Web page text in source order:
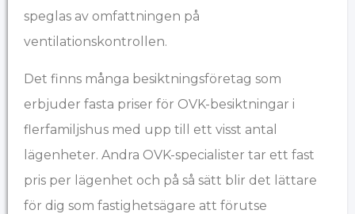
speglas av omfattningen på
ventilationskontrollen.
Det finns många besiktningsföretag som
erbjuder fasta priser för OVK-besiktningar i
flerfamiljshus med upp till ett visst antal
lägenheter. Andra OVK-specialister tar ett fast
pris per lägenhet och på så sätt blir det lättare
för dig som fastighetsägare att förutse